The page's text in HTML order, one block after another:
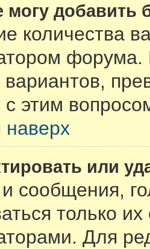
могу добавить
количества
вариантов,
с этим
наверх
или
сообщения,
только
Для